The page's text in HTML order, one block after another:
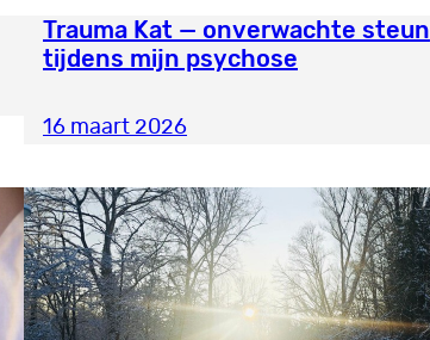
Trauma Kat — onverwachte steun
tijdens mijn psychose
16 maart 2026